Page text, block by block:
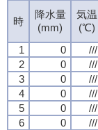
時
降水量
(mm)
気温
(℃)
1
0 ///
2
0 ///
3
0 ///
4
0 ///
5
0 ///
6
0 ///